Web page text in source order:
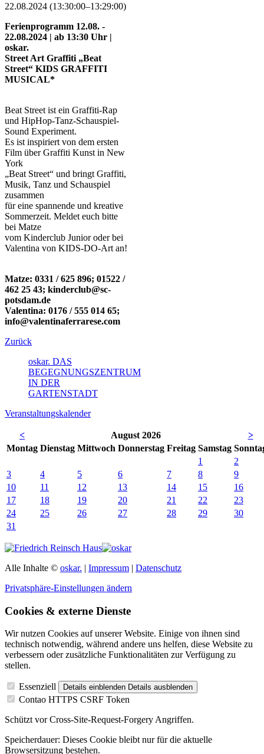
22.08.2024 (13:30:00–13:29:00)
Ferienprogramm 12.08. -
22.08.2024 | ab 13:30 Uhr |
oskar.
Street Art Graffiti „Beat
Street“ KIDS GRAFFITI
MUSICAL*
Beat Street ist ein Graffiti-Rap
und HipHop-Tanz-Schauspiel-
Sound Experiment.
Es ist inspiriert von dem ersten
Film über Graffiti Kunst in New
York
„Beat Street“ und bringt Graffiti,
Musik, Tanz und Schauspiel
zusammen
für eine spannende und kreative
Sommerzeit. Meldet euch bitte
bei Matze
vom Kinderclub Junior oder bei
Valentina von KIDS-DO-Art an!
Matze: 0331 / 625 896; 01522 /
462 25 43; kinderclub@sc-
potsdam.de
Valentina: 0176 / 555 014 65;
info@valentinaferrarese.com
Zurück
oskar. DAS
BEGEGNUNGSZENTRUM
IN DER
GARTENSTADT
Veranstaltungskalender
< August 2026
>
Montag Dienstag Mittwoch Donnerstag Freitag Samstag So
1
2
3
4 5 6 7 8
9
10
11 12 13 14 15
16
17
18 19 20 21 22
23
24
25 26 27 28 29
30
31
Alle Inhalte © oskar. | Impressum | Datenschutz
Privatsphäre-Einstellungen ändern
Cookies & externe Dienste
Wir nutzen Cookies auf unserer Website. Einige von ihnen sind
technisch notwendig, während andere uns helfen, diese Website zu
verbessern oder zusätzliche Funktionalitäten zur Verfügung zu
stellen.
Essenziell Details einblenden Details ausblenden
Contao HTTPS CSRF Token
Schützt vor Cross-Site-Request-Forgery Angriffen.
Speicherdauer: Dieses Cookie bleibt nur für die aktuelle
Browsersitzung bestehen.